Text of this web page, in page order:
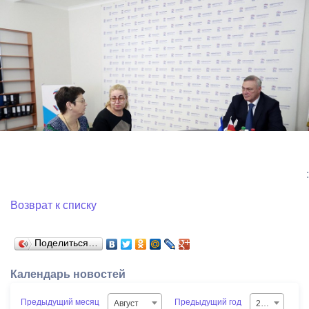
:
Возврат к списку
Поделиться…
Календарь новостей
Предыдущий месяц Август Предыдущий год 2026